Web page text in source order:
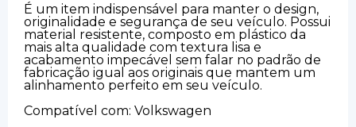
É um item indispensável para manter o design,
originalidade e segurança de seu veículo. Possui
material resistente, composto em plástico da
mais alta qualidade com textura lisa e
acabamento impecável sem falar no padrão de
fabricação igual aos originais que mantem um
alinhamento perfeito em seu veículo.
Compatível com: Volkswagen